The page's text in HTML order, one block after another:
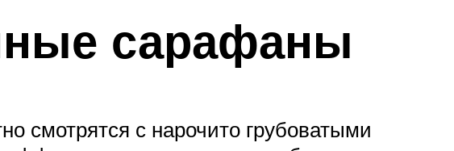
сарафаны
смотрятся с нарочито грубоватыми